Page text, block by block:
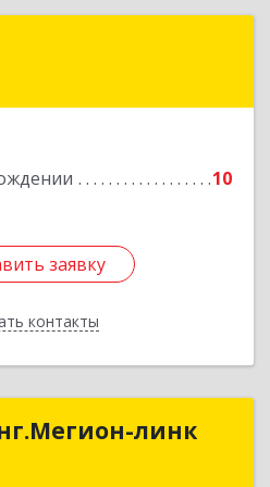
10
заявку
контакты
заявку
Назад
линк
линк